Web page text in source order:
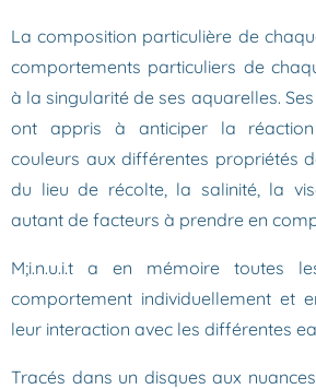
La composition particulière de
comportements particuliers de
à la singularité de ses aquarelles.
ont appris à anticiper la
couleurs aux différentes propriétés
du lieu de récolte, la salinité, la
autant de facteurs à prendre en
M;i.n.u.i.t a en mémoire toutes
comportement individuellement et
leur interaction avec les différentes
Tracés dans un disques aux